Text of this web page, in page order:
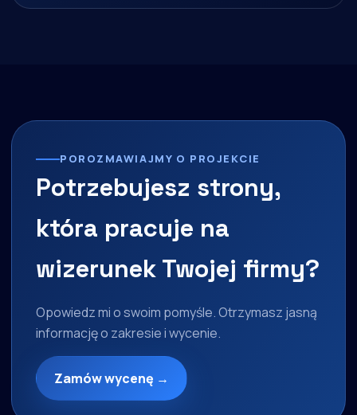
POROZMAWIAJMY O PROJEKCIE
Potrzebujesz strony,
która pracuje na
wizerunek Twojej firmy?
Opowiedz mi o swoim pomyśle. Otrzymasz jasną
informację o zakresie i wycenie.
Zamów wycenę →